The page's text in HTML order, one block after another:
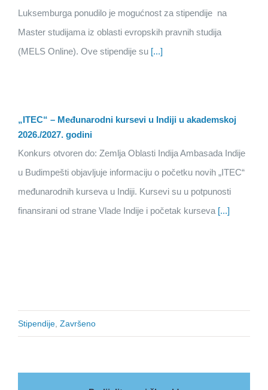
Luksemburga ponudilo je mogućnost za stipendije na
Master studijama iz oblasti evropskih pravnih studija
(MELS Online). Ove stipendije su [...]
„ITEC“ – Međunarodni kursevi u Indiji u akademskoj
2026./2027. godini
Konkurs otvoren do: Zemlja Oblasti Indija Ambasada Indije
u Budimpešti objavljuje informaciju o početku novih „ITEC“
međunarodnih kurseva u Indiji. Kursevi su u potpunosti
finansirani od strane Vlade Indije i početak kurseva [...]
Stipendije, Završeno